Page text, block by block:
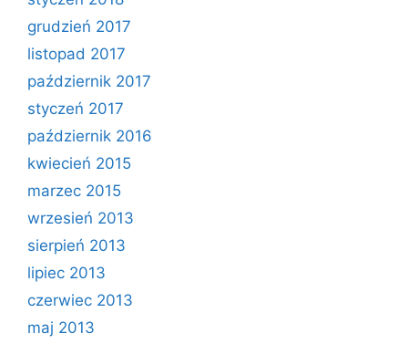
grudzień 2017
listopad 2017
październik 2017
styczeń 2017
październik 2016
kwiecień 2015
marzec 2015
wrzesień 2013
sierpień 2013
lipiec 2013
czerwiec 2013
maj 2013